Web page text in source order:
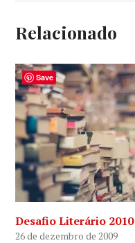
Relacionado
Desafio Literário 2010
26 de dezembro de 2009
Save